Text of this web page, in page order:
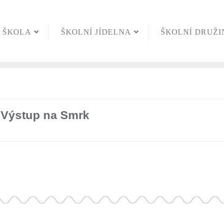
ŠKOLNÍ JÍDELNA ŠKOLNÍ
Výstup na Smrk